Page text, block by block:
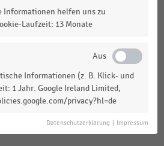
Informationen helfen uns zu
Laufzeit: 13 Monate
Informationen (z. B. Klick- und
1 Jahr. Google Ireland Limited,
privacy?hl=de
Datenschutzerklärung Impressum